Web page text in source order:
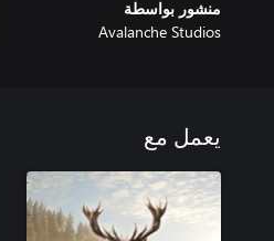
تشمل أبرز الميزات القدرة على
منشور بواسطة
Avalanche Studios
يعمل مع